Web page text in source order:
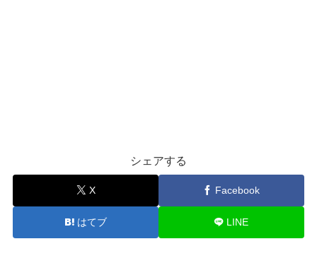
シェアする
X Facebook
はてブ LINE